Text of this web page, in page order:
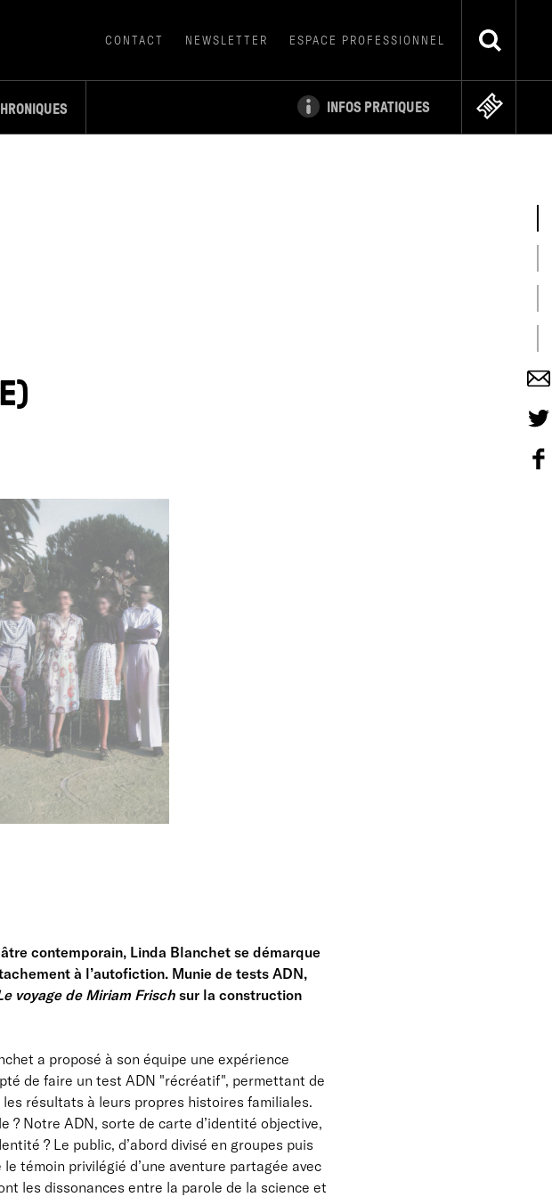
INFOS PRATIQUES
CONTACT NEWSLETTER ESPACE PROFESSIONNEL
contemporain, Linda Blanchet se démarque
à l’autofiction. Munie de tests ADN,
voyage de Miriam Frischsur la construction
a proposé à son équipe une expérience
de faire un test ADN "récréatif", permettant de
résultats à leurs propres histoires familiales.
? Notre ADN, sorte de carte d’identité objective,
? Le public, d’abord divisé en groupes puis
témoin privilégié d’une aventure partagée avec
les dissonances entre la parole de la science et